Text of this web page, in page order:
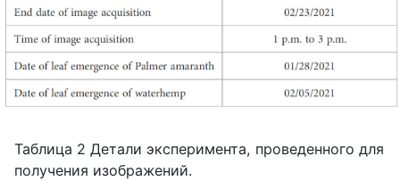
Таблица 2 Детали эксперимента, проведенного для
получения изображений.